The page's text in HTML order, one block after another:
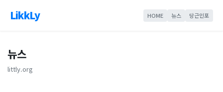
LikkLy HOME 뉴스 당근인포
뉴스
littly.org